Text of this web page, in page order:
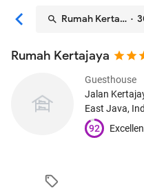
Rumah Kertajaya
·
Rumah Kertajaya
Guesthouse
Jalan
East Java,
92